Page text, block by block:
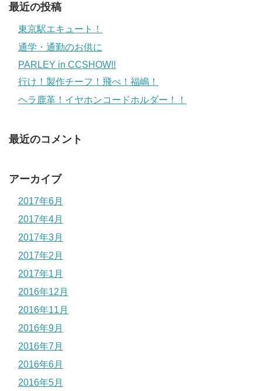
最近の投稿
東京駅エキュート！
通学・通勤のお供に
PARLEY in CCSHOW!!
行け！製作チーフ！飛べ！福嶋！
ヘラ鹿革！イヤホンコードホルダー！！
最近のコメント
アーカイブ
2017年6月
2017年4月
2017年3月
2017年2月
2017年1月
2016年12月
2016年11月
2016年9月
2016年7月
2016年6月
2016年5月